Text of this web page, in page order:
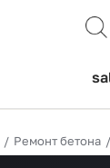
/ Ремонт бетона /